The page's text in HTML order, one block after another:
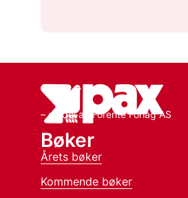
– en del av Forente Forlag AS
Bøker
Årets bøker
Kommende bøker